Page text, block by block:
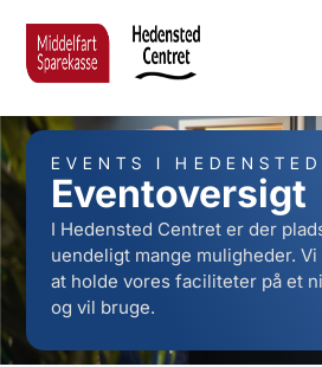
EVENTS I
Eventoversigt
I Hedensted Centret er der
uendeligt mange muligheder.
at holde vores faciliteter på et
og vil bruge.